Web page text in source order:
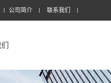
公司简介 联系我们